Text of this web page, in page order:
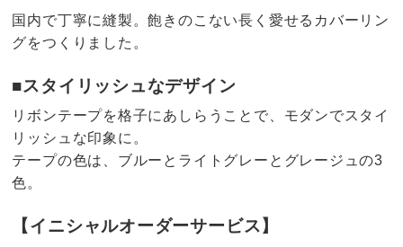
国内で丁寧に縫製。飽きのこない長く愛せるカバーリン
グをつくりました。
■スタイリッシュなデザイン
リボンテープを格子にあしらうことで、モダンでスタイ
リッシュな印象に。
テープの色は、ブルーとライトグレーとグレージュの3
色。
【イニシャルオーダーサービス】